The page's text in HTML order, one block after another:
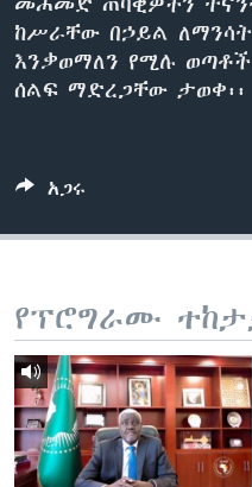
ቋንቋዎች
መሐመድ ጠባቂዎችን
ከሥራቸው በኃይል
እንቃወማለን የሚሉ
ሰልፍ ማድረጋቸው ታወቀ፡፡
አጋሩ
የፕሮግራሙ